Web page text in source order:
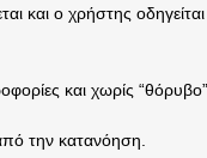
και ο χρήστης
και χωρίς
την κατανόηση.